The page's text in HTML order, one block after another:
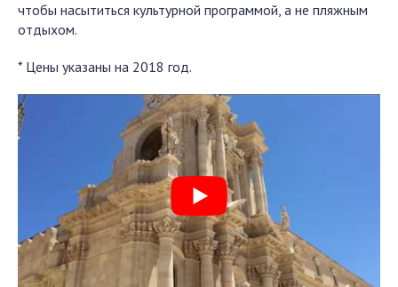
чтобы насытиться культурной программой, а не пляжным
отдыхом.
* Цены указаны на 2018 год.